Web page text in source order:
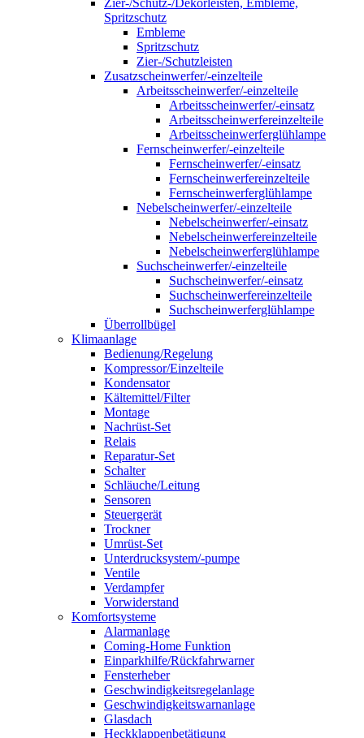
Zier-/Schutz-/Dekorleisten, Embleme,
Spritzschutz
Embleme
Spritzschutz
Zier-/Schutzleisten
Zusatzscheinwerfer/-einzelteile
Arbeitsscheinwerfer/-einzelteile
Arbeitsscheinwerfer/-einsatz
Arbeitsscheinwerfereinzelteile
Arbeitsscheinwerferglühlampe
Fernscheinwerfer/-einzelteile
Fernscheinwerfer/-einsatz
Fernscheinwerfereinzelteile
Fernscheinwerferglühlampe
Nebelscheinwerfer/-einzelteile
Nebelscheinwerfer/-einsatz
Nebelscheinwerfereinzelteile
Nebelscheinwerferglühlampe
Suchscheinwerfer/-einzelteile
Suchscheinwerfer/-einsatz
Suchscheinwerfereinzelteile
Suchscheinwerferglühlampe
Überrollbügel
Klimaanlage
Bedienung/Regelung
Kompressor/Einzelteile
Kondensator
Kältemittel/Filter
Montage
Nachrüst-Set
Relais
Reparatur-Set
Schalter
Schläuche/Leitung
Sensoren
Steuergerät
Trockner
Umrüst-Set
Unterdrucksystem/-pumpe
Ventile
Verdampfer
Vorwiderstand
Komfortsysteme
Alarmanlage
Coming-Home Funktion
Einparkhilfe/Rückfahrwarner
Fensterheber
Geschwindigkeitsregelanlage
Geschwindigkeitswarnanlage
Glasdach
Heckklappenbetätigung